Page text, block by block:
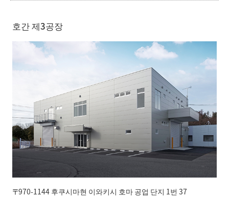
호간 제3공장
〒970-1144 후쿠시마현 이와키시 호마 공업 단지 1번 37